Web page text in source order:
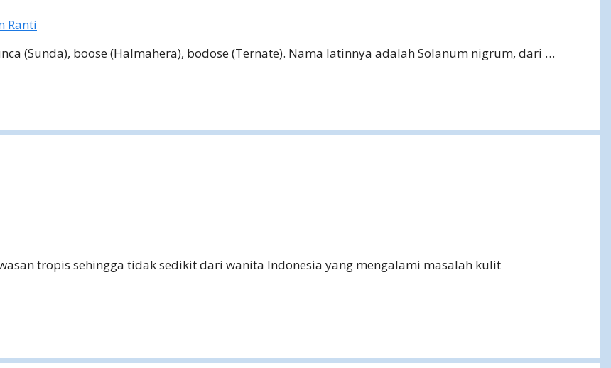
(Sunda), boose (Halmahera), bodose (Ternate). Nama latinnya adalah Solanum nigrum, dari …
tropis sehingga tidak sedikit dari wanita Indonesia yang mengalami masalah kulit